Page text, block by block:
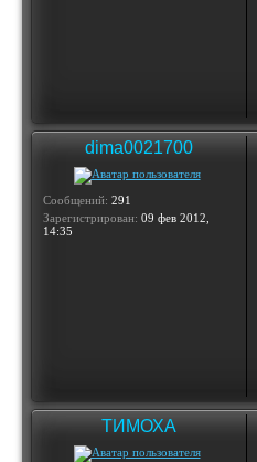
dima0021700
Сообщений: 291
Зарегистрирован: 09 фев 2012,
14:35
ТИМОХА